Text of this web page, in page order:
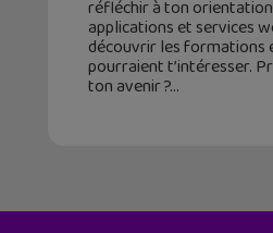
réfléchir à ton
applications et services
découvrir les formations
pourraient t’intéresser.
ton avenir ?